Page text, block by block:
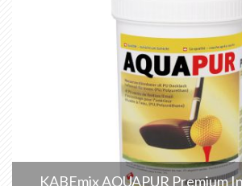
KABEmix AQUAPUR Premium